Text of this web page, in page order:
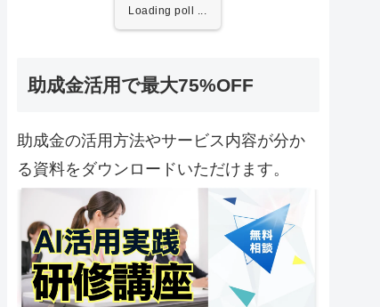
Loading poll ...
助成金活用で最大75%OFF
助成金の活用方法やサービス内容が分か
る資料をダウンロードいただけます。